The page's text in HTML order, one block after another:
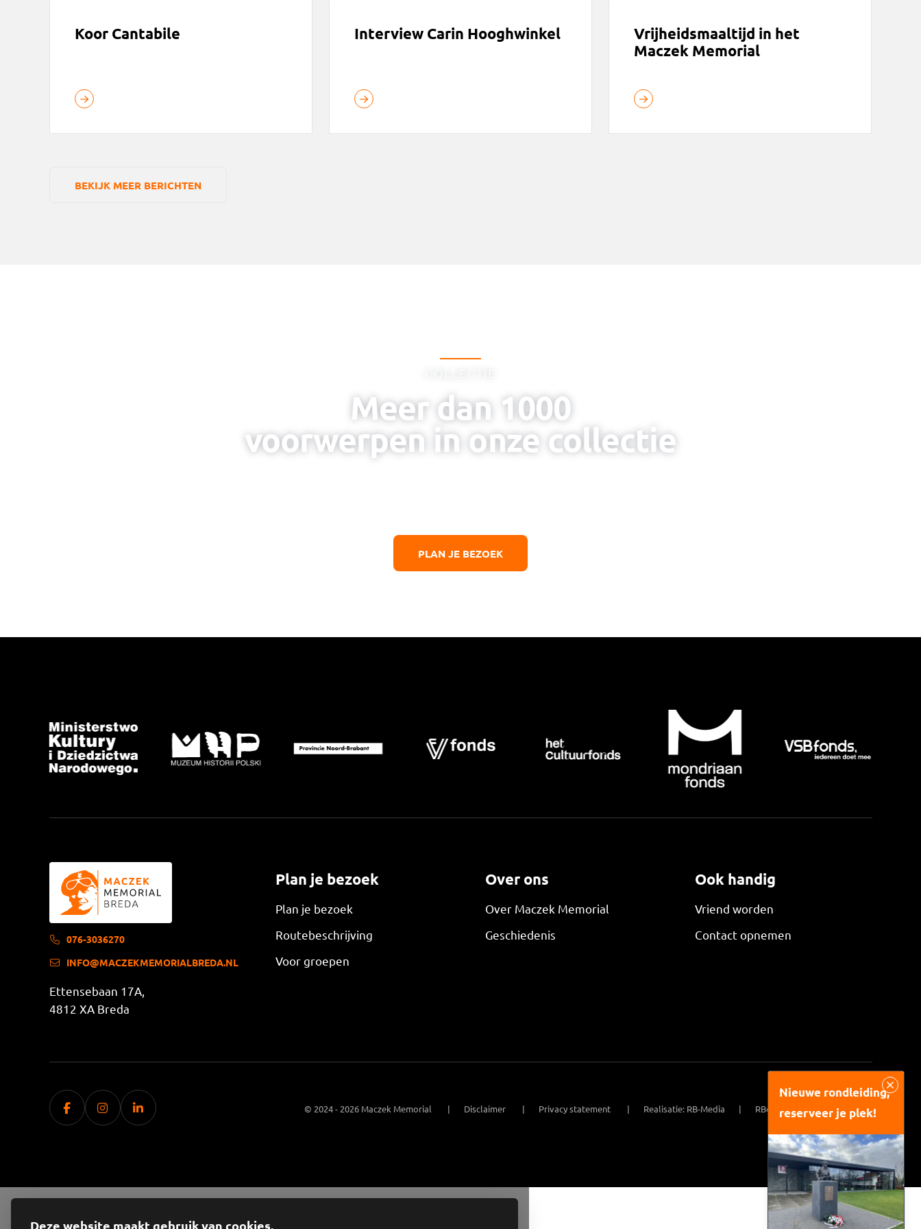
Koor Cantabile Interview Carin Hooghwinkel
Vrijheidsmaaltijd in het
Maczek Memorial
BEKIJK MEER BERICHTEN
Meer dan 1000
voorwerpen in onze collectie
PLAN JE BEZOEK
076-3036270
INFO@MACZEKMEMORIALBREDA.NL
Ettensebaan 17A,
4812 XA Breda
Plan je bezoek
Plan je bezoek
Routebeschrijving
Voor groepen
Over ons
Over Maczek Memorial
Geschiedenis
Ook handig
Vriend worden
Contact opnemen
© 2024 - 2026 Maczek Memorial Disclaimer Privacy statement Realisatie: RB-Media RBorne website ontwikkeling
Nieuwe rondleiding,
reserveer je plek!
Deze website maakt gebruik van cookies.